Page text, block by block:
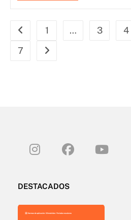
1 … 3 4
7
DESTACADOS